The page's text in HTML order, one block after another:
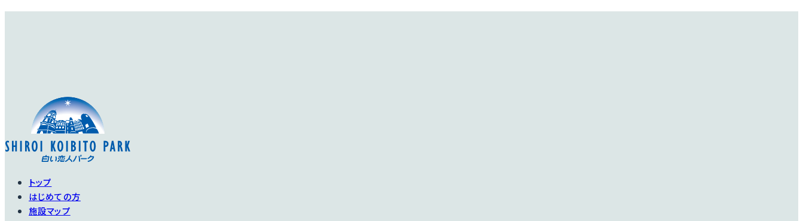
トップ
はじめての方
施設マップ